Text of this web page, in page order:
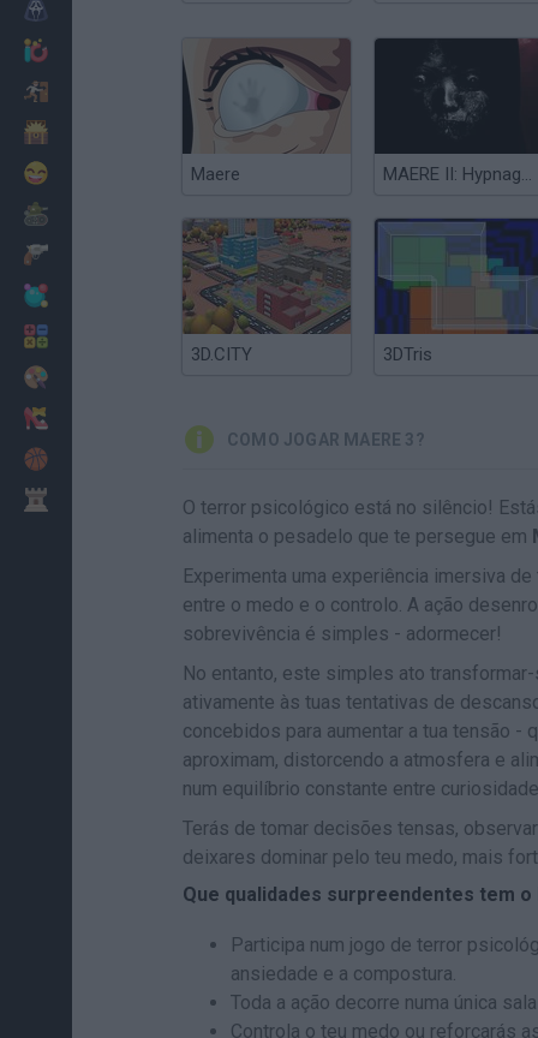
Maere MAERE II: Hypnagogia
3D.CITY 3DTris
COMO JOGAR MAERE 3?
O terror psicológico está no silêncio!
alimenta o pesadelo que te persegue em
Experimenta uma experiência imersiva
entre o medo e o controlo. A ação
sobrevivência é simples - adormecer!
No entanto, este simples ato
ativamente às tuas tentativas de
concebidos para aumentar a tua tensão
aproximam, distorcendo a atmosfera e
num equilíbrio constante entre
Terás de tomar decisões tensas,
deixares dominar pelo teu medo, mais
Que qualidades surpreendentes tem
Participa num jogo de terror
ansiedade e a compostura.
Toda a ação decorre numa única
Controla o teu medo ou reforçarás